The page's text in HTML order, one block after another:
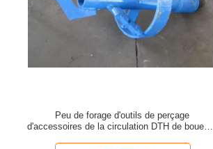
Peu de forage d'outils de perçage
d'accessoires de la circulation DTH de boue de